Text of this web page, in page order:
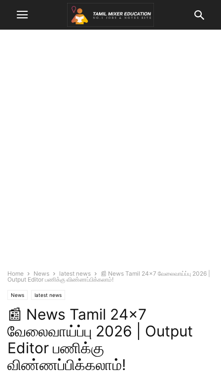
Home News latest news
📰 News Tamil 24×7 வேலைவாய்ப்பு 2026 |
Output Editor பணிக்கு விண்ணப்பிக்கலாம்!
News latest news
📰 News Tamil 24×7
வேலைவாய்ப்பு 2026 | Output
Editor பணிக்கு
விண்ணப்பிக்கலாம்!